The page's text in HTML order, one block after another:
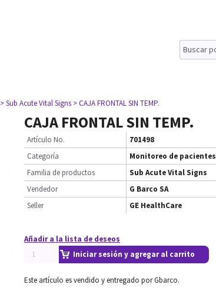
> Sub Acute Vital Signs > CAJA FRONTAL SIN TEMP.
CAJA FRONTAL SIN TEMP.
Artículo No.
701498
Categoría
Monitoreo de pacientes
Familia de productos
Sub Acute Vital Signs
Vendedor
G Barco SA
Seller
GE HealthCare
Añadir a la lista de deseos
Iniciar sesión y agregar al carrito
Este artículo es vendido y entregado por Gbarco.